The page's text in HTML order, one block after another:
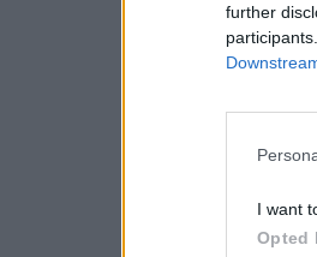
further
I want
Opted